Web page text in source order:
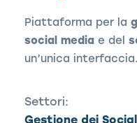
Piattaforma per la
social media e del
un’unica interfaccia.
Settori:
Gestione dei